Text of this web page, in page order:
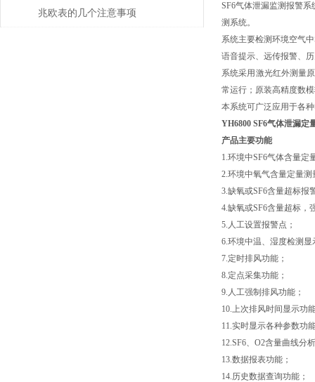
主要因素是什么？
兆欧表的几个注意事项
SF6气体泄漏监测报警
测系统。
系统主要检测环境空气
语音提示、远传报警、
系统采用激光红外测量
常运行；原装高精度数
本系统可广泛应用于各
YH6800 SF6气体泄漏定
产品主要功能
1.环境中SF6气体含量定
2.环境中氧气含量定量测
3.缺氧或SF6含量超标报
4.缺氧或SF6含量超标，
5.人工设置报警点；
6.环境中温、湿度检测显
7.定时排风功能；
8.定点采集功能；
9.人工强制排风功能；
10.上次排风时间显示功
11.实时显示各种参数功
12.SF6、O2含量曲线分
13.数据报表功能；
14.历史数据查询功能；